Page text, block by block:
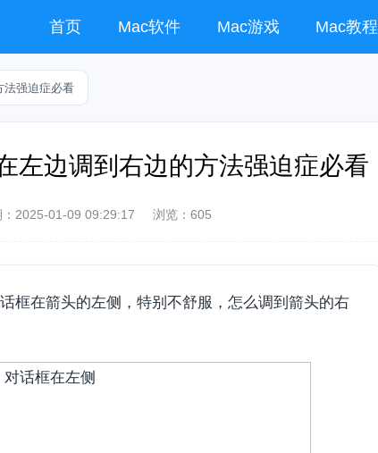
首页 Mac软件 Mac游戏 Mac教程
法强迫症必看
左边调到右边的方法强迫症必看
2025-01-09 09:29:17 浏览：605
框在箭头的左侧，特别不舒服，怎么调到箭头的右